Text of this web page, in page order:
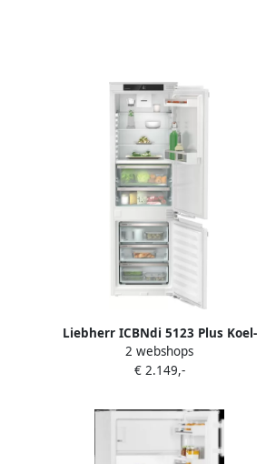
Liebherr ICBNdi 5123 Plus Koel-
vriescombinatie Inbouw 244 L D
2 webshops
€ 2.149,-